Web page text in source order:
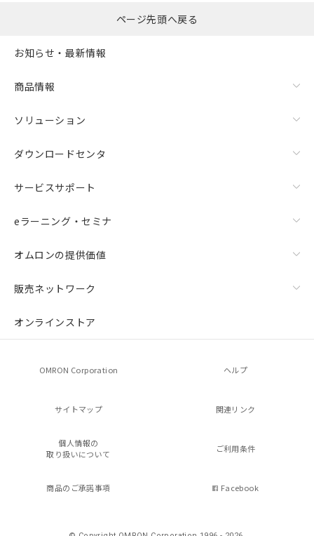
ページ先頭へ戻る
お知らせ・最新情報
商品情報
ソリューション
ダウンロードセンタ
サービスサポート
eラーニング・セミナ
オムロンの提供価値
販売ネットワーク
オンラインストア
OMRON Corporation ヘルプ
サイトマップ 関連リンク
個人情報の
取り扱いについて
ご利用条件
商品のご承諾事項 Facebook